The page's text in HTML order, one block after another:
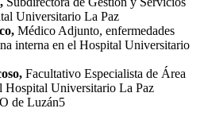
Universitario La Paz
Médico Adjunto, enfermedades
interna en el Hospital Universitario
Facultativo Especialista de Área
Hospital Universitario La Paz
de Luzán5